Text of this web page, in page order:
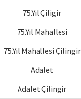
75.Yıl Çiligir
75.Yıl Mahallesi
75.Yıl Mahallesi Çilingir
Adalet
Adalet Çilingir